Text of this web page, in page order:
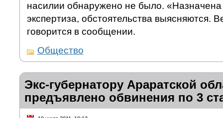
насилии обнаружено не было.
экспертиза, обстоятельства выясняются.
говорится в сообщении.
Общество
Экс-губернатору Араратской
предъявлено обвинения по 3